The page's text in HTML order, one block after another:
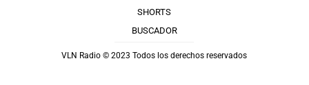
SHORTS
BUSCADOR
VLN Radio © 2023 Todos los derechos reservados